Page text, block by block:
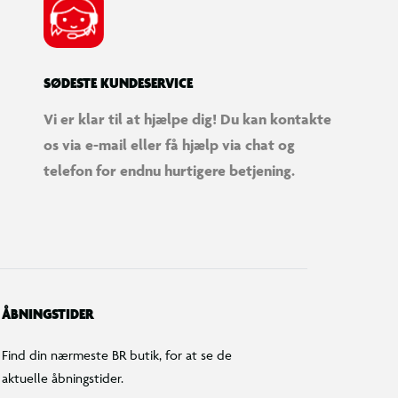
SØDESTE KUNDESERVICE
Vi er klar til at hjælpe dig! Du kan kontakte
os via e-mail eller få hjælp via chat og
telefon for endnu hurtigere betjening.
ÅBNINGSTIDER
Find din nærmeste BR butik, for at se de
aktuelle åbningstider.